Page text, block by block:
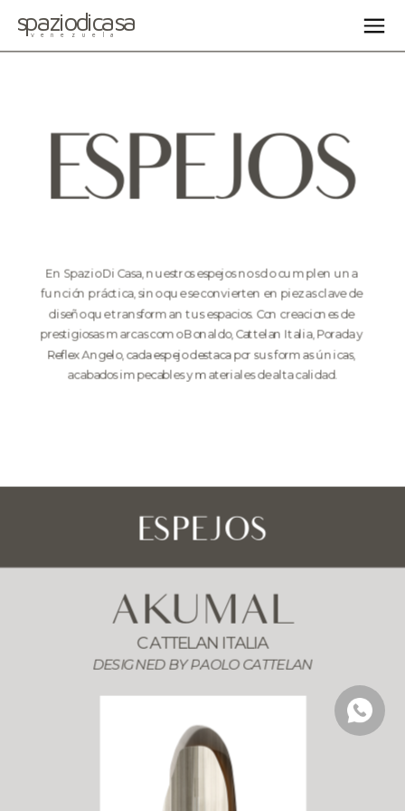
ESPEJOS
En Spazio Di Casa, nuestros espejos no solo cumplen una
función práctica, sino que se convierten en piezas clave de
diseño que transforman tus espacios. Con creaciones de
prestigiosas marcas como Bonaldo, Cattelan Italia, Porada y
Reflex Angelo, cada espejo destaca por sus formas únicas,
acabados impecables y materiales de alta calidad.
ESPEJOS
AKUMAL
CATTELAN ITALIA
DESIGNED BY PAOLO CATTELAN
spaziodicasa
venezuela